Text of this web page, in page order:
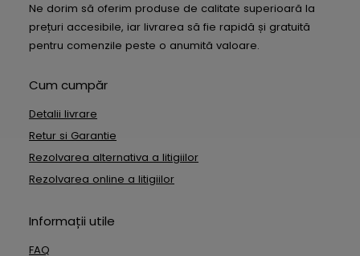
Ne dorim să oferim produse de calitate superioară la
prețuri accesibile, iar livrarea să fie rapidă și gratuită
pentru comenzile peste o anumită valoare.
Cum cumpăr
Detalii livrare
Retur si Garantie
Rezolvarea alternativa a litigiilor
Rezolvarea online a litigiilor
Informații utile
FAQ